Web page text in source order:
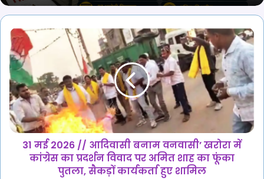
ठगों के निशाने पर बस्तर के बेरोजगार युवा! 7
महीने में 6.5 करोड़ की ठगी, 27 आरोपी भेजे गए
जेल
31
मई
2026
//
आदिवासी
बनाम
वनवासी’
खरोरा
में
कांग्रेस31 मई 2026 // आदिवासी बनाम वनवासी’ खरोरा में
कांग्रेस का प्रदर्शन विवाद पर अमित शाह का फूंका
पुतला, सैकड़ों कार्यकर्ता हुए शामिल